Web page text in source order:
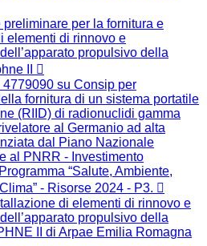
per la fornitura e
elementi di rinnovo e
propulsivo della
II
4779090 su Consip per
fornitura di un sistema portatile
(RIID) di radionuclidi gamma
al Germanio ad alta
dal Piano Nazionale
al PNRR - Investimento
“Salute, Ambiente,
- Risorse 2024 - P3.
di elementi di rinnovo e
propulsivo della
II di Arpae Emilia Romagna